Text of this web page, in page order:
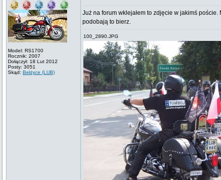
Model: RS1700
Rocznik: 2007
Dołączył: 18 Lut 2012
Posty: 3051
Skąd: Bełżyce (LUB)
Już na forum wklejałem to zdjęcie w jakimś
podobają to bierz.
100_2890.JPG